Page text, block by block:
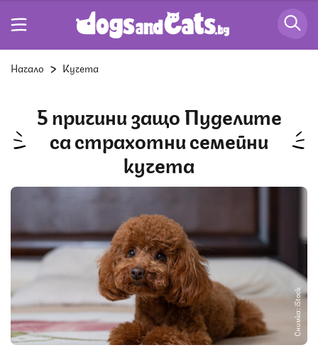
Начало Кучета
5 причини защо Пуделите
са страхотни семейни
кучета
Снимка: iStock